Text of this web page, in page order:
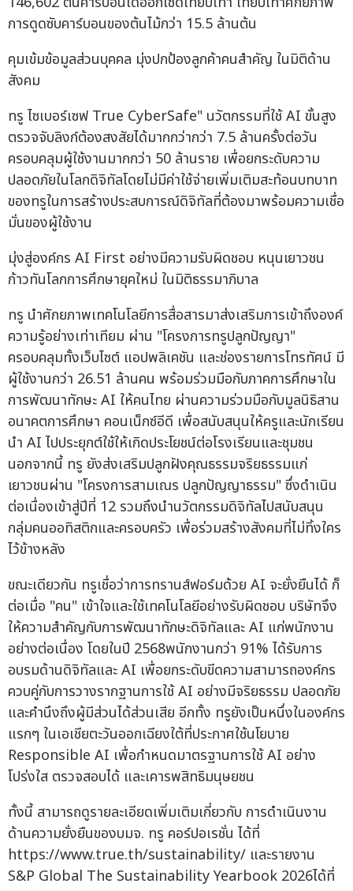
การดูดซับคาร์บอนของต้นไม้กว่า 15.5 ล้านต้น
คุมเข้มข้อมูลส่วนบุคคล มุ่งปกป้องลูกค้าคนสำคัญ ในมิติด้าน
สังคม
ทรู ไซเบอร์เซฟ True CyberSafe" นวัตกรรมที่ใช้ AI ขั้นสูง
ตรวจจับลิงก์ต้องสงสัยได้มากกว่ากว่า 7.5 ล้านครั้งต่อวัน
ครอบคลุมผู้ใช้งานมากกว่า 50 ล้านราย เพื่อยกระดับความ
ปลอดภัยในโลกดิจิทัลโดยไม่มีค่าใช้จ่ายเพิ่มเติมสะท้อนบทบาท
ของทรูในการสร้างประสบการณ์ดิจิทัลที่ต้องมาพร้อมความเชื่อ
มั่นของผู้ใช้งาน
มุ่งสู่องค์กร AI First อย่างมีความรับผิดชอบ หนุนเยาวชน
ก้าวทันโลกการศึกษายุคใหม่ ในมิติธรรมาภิบาล
ทรู นำศักยภาพเทคโนโลยีการสื่อสารมาส่งเสริมการเข้าถึงองค์
ความรู้อย่างเท่าเทียม ผ่าน "โครงการทรูปลูกปัญญา"
ครอบคลุมทั้งเว็บไซต์ แอปพลิเคชัน และช่องรายการโทรทัศน์ มี
ผู้ใช้งานกว่า 26.51 ล้านคน พร้อมร่วมมือกับภาคการศึกษาใน
การพัฒนาทักษะ AI ให้คนไทย ผ่านความร่วมมือกับมูลนิธิสาน
อนาคตการศึกษา คอนเน็กซ์อีดี เพื่อสนับสนุนให้ครูและนักเรียน
นำ AI ไปประยุกต์ใช้ให้เกิดประโยชน์ต่อโรงเรียนและชุมชน
นอกจากนี้ ทรู ยังส่งเสริมปลูกฝังคุณธรรมจริยธรรมแก่
เยาวชนผ่าน "โครงการสามเณร ปลูกปัญญาธรรม" ซึ่งดำเนิน
ต่อเนื่องเข้าสู่ปีที่ 12 รวมถึงนำนวัตกรรมดิจิทัลไปสนับสนุน
กลุ่มคนออทิสติกและครอบครัว เพื่อร่วมสร้างสังคมที่ไม่ทิ้งใคร
ไว้ข้างหลัง
ขณะเดียวกัน ทรูเชื่อว่าการทรานส์ฟอร์มด้วย AI จะยั่งยืนได้ ก็
ต่อเมื่อ "คน" เข้าใจและใช้เทคโนโลยีอย่างรับผิดชอบ บริษัทจึง
ให้ความสำคัญกับการพัฒนาทักษะดิจิทัลและ AI แก่พนักงาน
อย่างต่อเนื่อง โดยในปี 2568พนักงานกว่า 91% ได้รับการ
อบรมด้านดิจิทัลและ AI เพื่อยกระดับขีดความสามารถองค์กร
ควบคู่กับการวางรากฐานการใช้ AI อย่างมีจริยธรรม ปลอดภัย
และคำนึงถึงผู้มีส่วนได้ส่วนเสีย อีกทั้ง ทรูยังเป็นหนึ่งในองค์กร
แรกๆ ในเอเชียตะวันออกเฉียงใต้ที่ประกาศใช้นโยบาย
Responsible AI เพื่อกำหนดมาตรฐานการใช้ AI อย่าง
โปร่งใส ตรวจสอบได้ และเคารพสิทธิมนุษยชน
ทั้งนี้ สามารถดูรายละเอียดเพิ่มเติมเกี่ยวกับ การดำเนินงาน
ด้านความยั่งยืนของบมจ. ทรู คอร์ปอเรชั่น ได้ที่
https://www.true.th/sustainability/ และรายงาน
S&P Global The Sustainability Yearbook 2026ได้ที่